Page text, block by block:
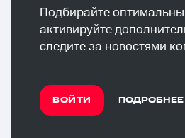
Подбирайте
активируйте
следите за новостями
ВОЙТИ ПОДРОБНЕЕ